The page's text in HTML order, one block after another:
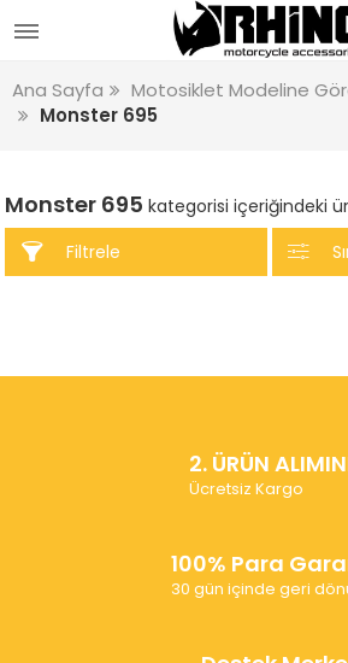
Ana Sayfa Motosiklet Modeline
Monster 695
Monster 695 kategorisi içeriğindeki
Filtrele
2. ÜRÜN
Ücretsiz Kargo
100% Para
30 gün içinde geri